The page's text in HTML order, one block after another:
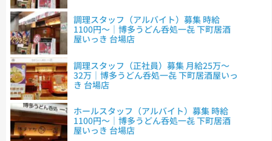
調理スタッフ（アルバイト）募集 時給
1100円～｜博多うどん呑処一㐂 下町居酒
屋いっき 台場店
調理スタッフ（正社員）募集 月給25万～
32万｜博多うどん呑処一㐂 下町居酒屋いっ
き 台場店
ホールスタッフ（アルバイト）募集 時給
1100円～｜博多うどん呑処一㐂 下町居酒
屋いっき 台場店